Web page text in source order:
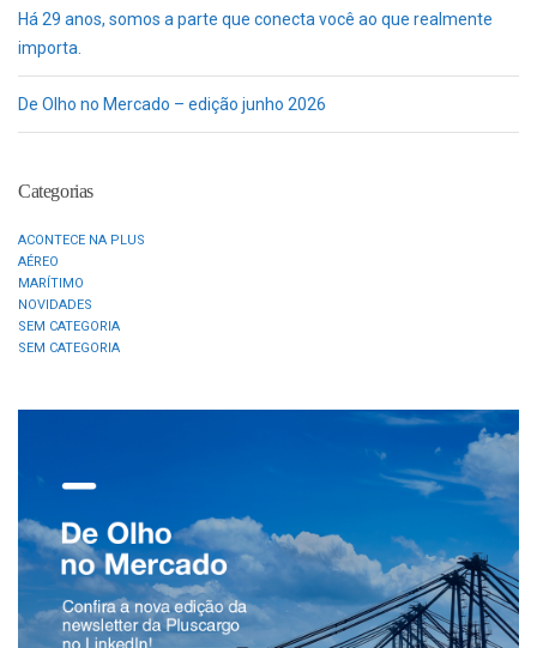
Há 29 anos, somos a parte que conecta você ao que realmente
importa.
De Olho no Mercado – edição junho 2026
Categorias
ACONTECE NA PLUS
AÉREO
MARÍTIMO
NOVIDADES
SEM CATEGORIA
SEM CATEGORIA